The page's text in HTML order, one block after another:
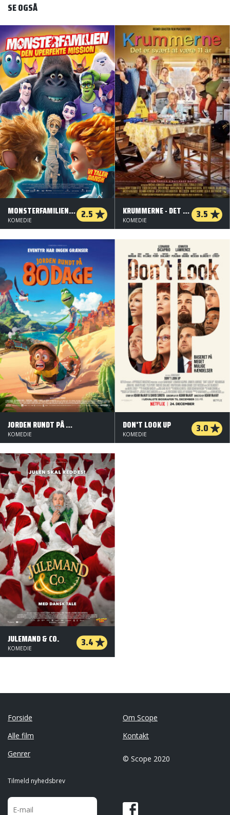
SE OGSÅ
MONSTERFAMILIEN - DEN UPERFEKTE MISSION 2.5
KOMEDIE
KRUMMERNE - DET ER SVÆRT AT VÆRE 11 ÅR 3.5
KOMEDIE
JORDEN RUNDT PÅ 80 DAGE
KOMEDIE
DON'T LOOK UP 3.0
KOMEDIE
JULEMAND & CO. 3.4
KOMEDIE
Forside
Alle film
Genrer
Om Scope
Kontakt
© Scope 2020
Tilmeld nyhedsbrev